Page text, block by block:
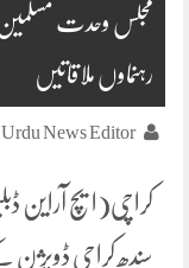
مجلس وحدت
رہنماوں ملاقاتیں
Urdu News Editor
کراچی(ایچ آراین
سندھ کراچی ڈویژن